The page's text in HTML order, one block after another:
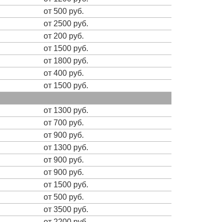
от 500 руб.
от 2500 руб.
от 200 руб.
от 1500 руб.
от 1800 руб.
от 400 руб.
от 1500 руб.
от 1300 руб.
от 700 руб.
от 900 руб.
от 1300 руб.
от 900 руб.
от 900 руб.
от 1500 руб.
от 500 руб.
от 3500 руб.